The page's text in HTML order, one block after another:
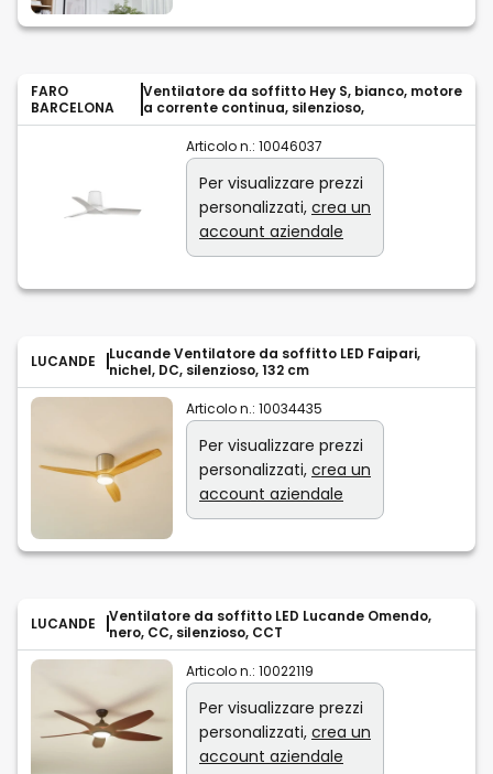
FARO
BARCELONA
Ventilatore da soffitto Hey S, bianco, motore
a corrente continua, silenzioso,
Articolo n.: 10046037
Per visualizzare prezzi
personalizzati, crea un
account aziendale
LUCANDE
Lucande Ventilatore da soffitto LED Faipari,
nichel, DC, silenzioso, 132 cm
Articolo n.: 10034435
Per visualizzare prezzi
personalizzati, crea un
account aziendale
LUCANDE
Ventilatore da soffitto LED Lucande Omendo,
nero, CC, silenzioso, CCT
Articolo n.: 10022119
Per visualizzare prezzi
personalizzati, crea un
account aziendale